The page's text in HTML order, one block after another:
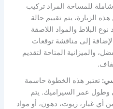
شاملة للمساحة المراد تركيب
الزيارة، يتم تقييم حالة
البلاط والمواد اللاصقة
إلى مناقشة توقعات
والميزانية المتاحة لتقديم
تعتبر هذه الخطوة حاسمة
وطول عمر السيراميك. يتم
أي غبار، زيوت، دهون، أو مواد